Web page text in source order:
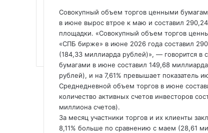
Совокупный объем торгов ценными
в июне вырос втрое к маю и составил
площадки. «Совокупный объем торгов
«СПБ бирже» в июне 2026 года составил
(184,33 миллиарда рублей)», — говорится
бумагами в июне составил 149,68
рублей), и на 7,61% превышает показатель
Среднедневной объем торгов в июне
количество активных счетов инвесторов
миллиона счетов).
За месяц участники торгов и их клиенты
8,11% больше по сравнению с маем (28,61